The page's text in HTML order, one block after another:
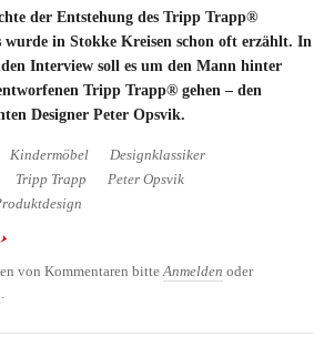
der Entstehung des Tripp Trapp®
wurde in Stokke Kreisen schon oft erzählt. In
Interview soll es um den Mann hinter
Tripp Trapp® gehen – den
Designer Peter Opsvik.
Kindermöbel
Designklassiker
Tripp Trapp
Peter Opsvik
über Ein Interview mit dem Designer des Tripp
von Kommentaren bitteAnmelden oder
.